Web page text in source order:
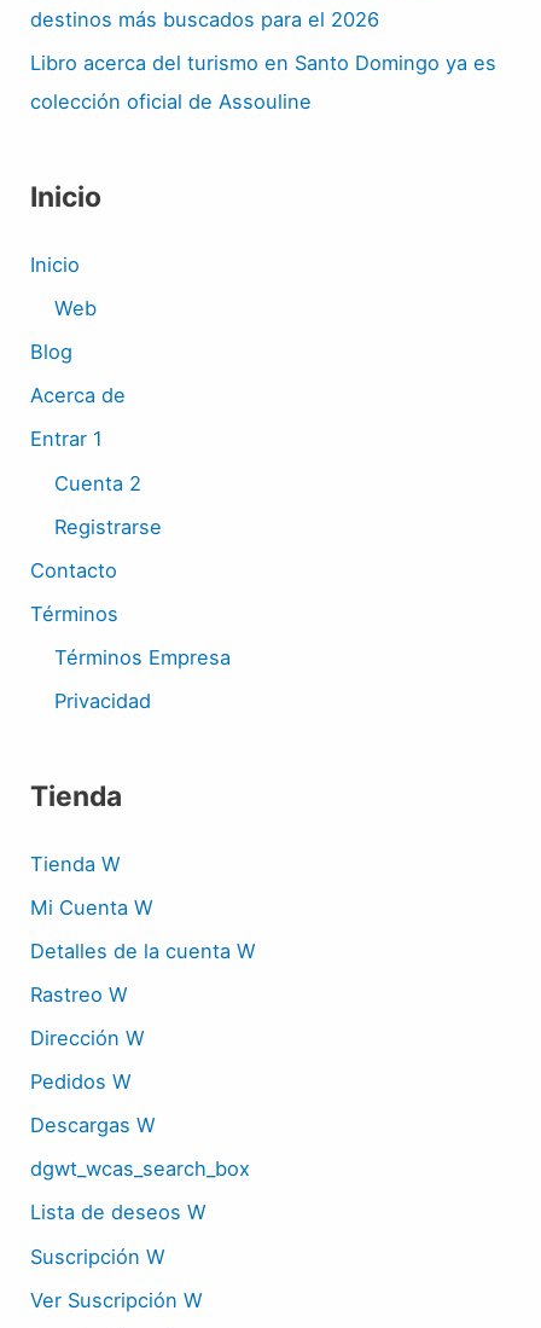
destinos más buscados para el 2026
Libro acerca del turismo en Santo Domingo ya es
colección oficial de Assouline
Inicio
Inicio
Web
Blog
Acerca de
Entrar 1
Cuenta 2
Registrarse
Contacto
Términos
Términos Empresa
Privacidad
Tienda
Tienda W
Mi Cuenta W
Detalles de la cuenta W
Rastreo W
Dirección W
Pedidos W
Descargas W
dgwt_wcas_search_box
Lista de deseos W
Suscripción W
Ver Suscripción W